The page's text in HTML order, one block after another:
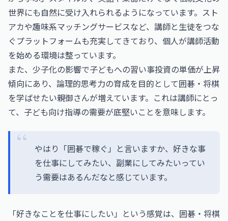
世界にも自然に受け入れられるようになっています。スト
アカや趣味系マッチングサービスなど、講師と生徒をつな
ぐプラットフォームも充実してきており、個人が講師活動
を始める環境は整っています。
また、少子化の影響で子どもへの習い事投資の単価が上昇
傾向にあり、論理的思考力の育成を目的として囲碁・将棋
を学ばせたい親御さんが増えています。これは講師にとっ
て、子ども向け指導の需要が底堅いことを意味します。
やはり「囲碁で稼ぐ」と言いますか、好きな事
を仕事にしてみたい、副業にしてみたいってい
う需要はあるんだなと感じています。
「好きなことを仕事にしたい」という感覚は、囲碁・将棋